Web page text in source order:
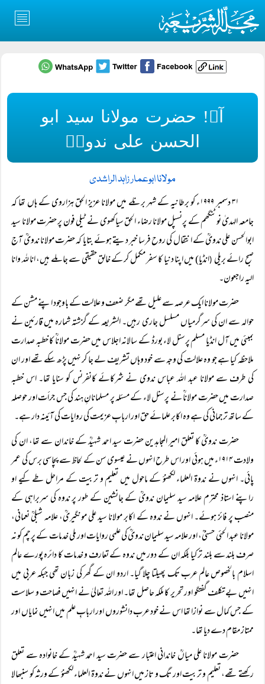
آہ! حضرت مولانا سید ابو
الحسن علی ندویؒ
مولانا ابوعمار زاہد الراشدی
۳۱ دسمبر ۱۹۹۹ء کو برطانیہ کے شہر برنلے میں مولانا عزیز الحق ہزاروی کے ہاں تھا کہ
جامعہ الہدیٰ نوٹنگھم کے پرنسپل مولانا رضاء الحق سیاکھوی نے ٹیلی فون پر حضرت مولانا سید
ابوالحسن علی ندویؒ کے انتقال کی روح فرسا خبر دیتے ہوئے بتایا کہ حضرت مولانا ندویؒ آج
صبح رائے بریلی(انڈیا) میں اپنا دنیا کا سفر مکمل کر کے خالق حقیقی سے جا ملے ہیں، انا للہ وانا
الیہ راجعون۔
حضرت مولانا ایک عرصہ سے علیل تھے مگر ضعف و علالت کے باوجود اپنے مشن کے
حوالہ سے ان کی سرگرمیاں مسلسل جاری رہیں۔ الشریعہ کے گزشتہ شمارہ میں قارئین نے
بمبئی میں آل انڈیا مسلم پرسنل لاء بورڈ کے سالانہ اجلاس میں حضرت مولاناؒ کا خطبہ صدارت
ملاحظہ کیا ہے جو وہ علالت کی وجہ سے خود وہاں تشریف لے جا کر نہیں پڑھ سکے تھے اور ان
کی طرف سے مولانا عبد اللہ عباس ندوی نے شرکائے کانفرنس کو سنایا تھا۔ اس خطبہ
صدارت میں حضرت مولاناؒ نے پرسنل لاء کے مسئلہ پر مسلمانانِ ہند کی جس جرأت اور حوصلہ
کے ساتھ ترجمانی کی ہے وہ اکابر علمائے حق اور اربابِ عزیمت کی روایات کی آئینہ دار ہے۔
حضرت ندویؒ کا تعلق امیر المجاہدین حضرت سید احمد شہیدؒ کے خاندان سے تھا، ان کی
ولادت ۱۹۱۴ء میں ہوئی اور اس طرح انہوں نے عیسوی سن کے لحاظ سے پچاسی برس کی عمر
پائی۔ انہوں نے ندوۃ العلماء لکھنؤ کے ماحول میں تعلیم و تربیت کے مراحل طے کیے او
راپنے استاذ محترم علامہ سید سلیمان ندویؒ کے جانشین کے طور پر ندوہ کی سربراہی کے
منصب پر فائز ہوئے۔ انہوں نے ندوہ کے اکابر مولانا سید علی مونگیریؒ، علامہ شبلیؒ نعمانی،
مولانا عبد الحئی حسنیؒ، اور علامہ سید سلیمان ندویؒ کی علمی روایات اور ملی خدمات کے پرچم کو نہ
صرف بلند سے بلند تر کیا بلکہ ان کے دور میں ندوہ کے تعارف و خدمات کا دائرہ پورے عالم
اسلام بالخصوص عالم عرب تک پھیلتا چلا گیا۔ اردو ان کے گھر کی زبان تھی جبکہ عربی میں
انہیں بے تکلف گفتگو اور تحریر کا ملکہ حاصل تھا۔ اور اللہ تعالیٰ نے انہیں فصاحت و سلاست
کے جس کمال سے نوازا تھا اس نے خود عرب دانشوروں اور اربابِ علم میں انہیں نمایاں اور
ممتاز مقام دے دیا تھا۔
حضرت مولانا علی میاںؒ خاندانی اعتبار سے حضرت سید احمد شہیدؒ کے خانوادہ سے تعلق
رکھتے تھے، تعلیم و تربیت اور تگ و تاز میں انہوں نے ندوۃ العلماء لکھنؤ کے ورثہ کو سنبھالا